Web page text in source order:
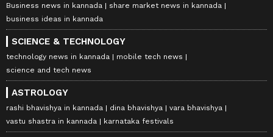
Business news in kannada
share market news in kannada
business ideas in kannada
SCIENCE & TECHNOLOGY
technology news in kannada
mobile tech news
science and tech news
ASTROLOGY
rashi bhavishya in kannada dina bhavishya
vara bhavishya
vastu shastra in kannada
karnataka festivals